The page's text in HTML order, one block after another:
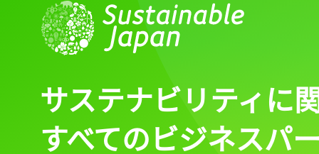
サステナビリティに
すべてのビジネスパ